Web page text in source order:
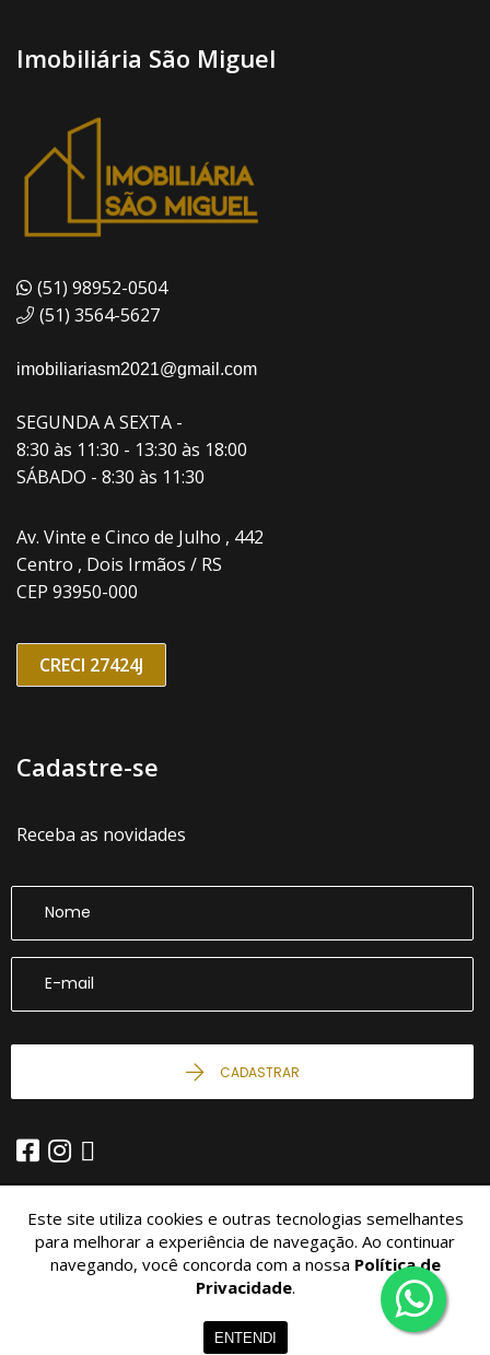
Imóveis Menu
Imobiliária São Miguel
(51) 98952-0504
(51) 3564-5627
imobiliariasm2021@gmail.com
SEGUNDA A SEXTA -
8:30 às 11:30 - 13:30 às 18:00
SÁBADO - 8:30 às 11:30
Av. Vinte e Cinco de Julho , 442
Centro , Dois Irmãos / RS
CEP 93950-000
CRECI 27424J
Cadastre-se
Receba as novidades
CADASTRAR
© 2026 - Imobiliária São Miguel - 10.426.034/0001-04 -Todos os
Direitos Reservados.
Este site utiliza cookies e outras tecnologias semelhantes
para melhorar a experiência de navegação. Ao continuar
navegando, você concorda com a nossa Política de
Privacidade.
ENTENDI